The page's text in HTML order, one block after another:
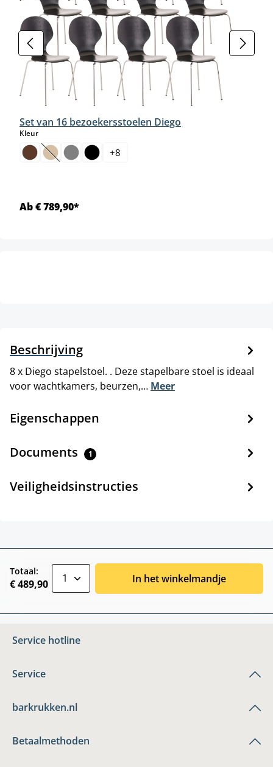
Set van 16 bezoekersstoelen Diego
Kleurselect
(Deze optie is momenteel niet beschikbaar.)
+8
Ab € 789,90*
Beschrijving
8 x Diego stapelstoel. . Deze stapelbare stoel is ideaal
voor wachtkamers, beurzen,… Meer
Eigenschappen
Documents 1
Veiligheidsinstructies
Totaal:
€ 489,90 In het winkelmandje
Service hotline
Service
barkrukken.nl
Betaalmethoden